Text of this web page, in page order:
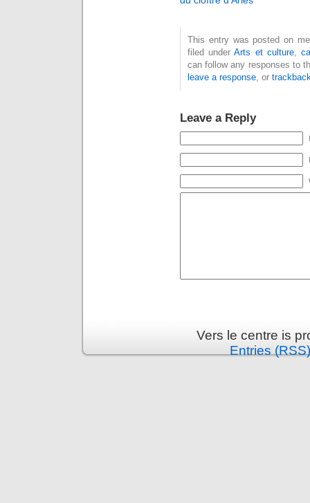
This entry was posted on
filed underArts et culture,
can follow any responses to
leave a response, or
Leave a Reply
Vers le centre is
Entries (RSS)